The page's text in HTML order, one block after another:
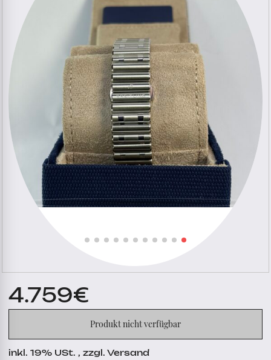
4.759€
Produkt nicht verfügbar
inkl. 19% USt. , zzgl. Versand